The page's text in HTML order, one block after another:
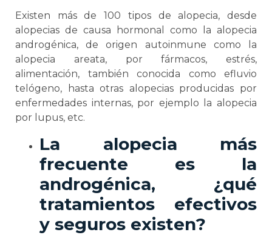
Existen más de 100 tipos de alopecia, desde
alopecias de causa hormonal como la alopecia
androgénica, de origen autoinmune como la
alopecia areata, por fármacos, estrés,
alimentación, también conocida como efluvio
telógeno, hasta otras alopecias producidas por
enfermedades internas, por ejemplo la alopecia
por lupus, etc.
La alopecia más
frecuente es la
androgénica, ¿qué
tratamientos efectivos
y seguros existen?